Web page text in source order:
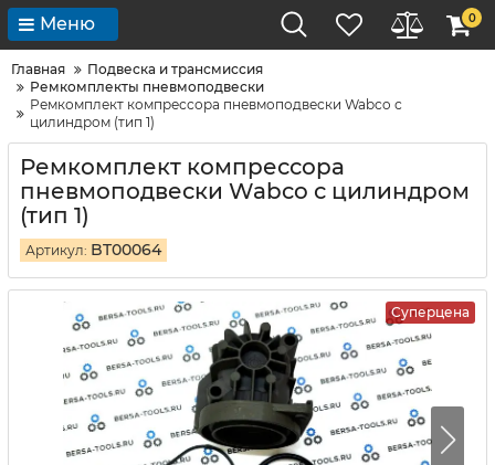
Меню 0
Главная
Подвеска и трансмиссия
Ремкомплекты пневмоподвески
Ремкомплект компрессора пневмоподвески Wabco с
цилиндром (тип 1)
Ремкомплект компрессора
пневмоподвески Wabco с цилиндром
(тип 1)
Артикул: BT00064
Суперцена